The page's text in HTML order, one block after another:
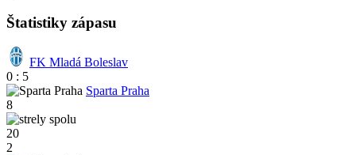
Štatistiky zápasu
FK Mladá Boleslav
0 : 5
Sparta Praha
8
20
2